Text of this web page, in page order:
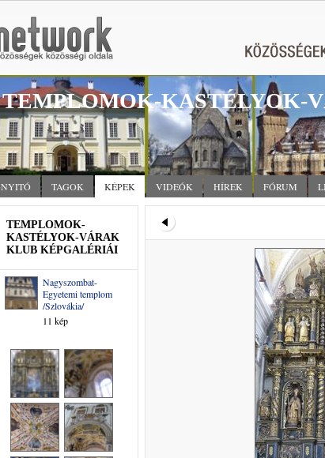
TEMPLOMOK-KASTÉLYOK-
NYITÓ TAGOK KÉPEK VIDEÓK HÍREK FÓRUM
TEMPLOMOK-
KASTÉLYOK-VÁRAK
KLUB KÉPGALÉRIÁI
Nagyszombat-
Egyetemi templom
/Szlovákia/
11 kép